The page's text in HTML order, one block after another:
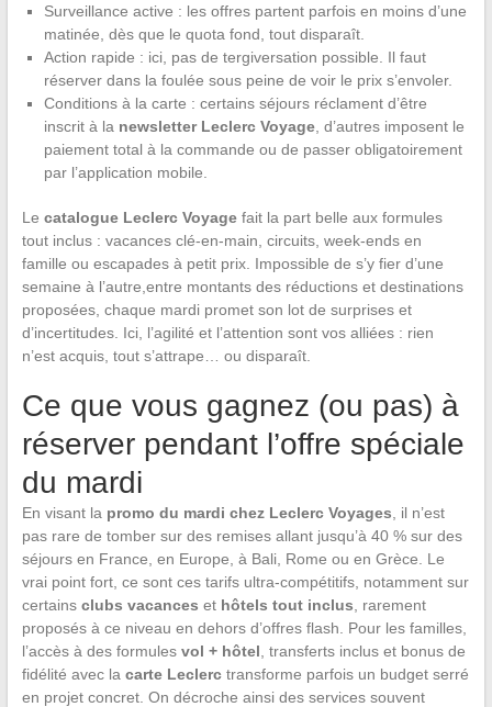
Surveillance active : les offres partent parfois en moins d’une
matinée, dès que le quota fond, tout disparaît.
Action rapide : ici, pas de tergiversation possible. Il faut
réserver dans la foulée sous peine de voir le prix s’envoler.
Conditions à la carte : certains séjours réclament d’être
inscrit à la newsletter Leclerc Voyage, d’autres imposent le
paiement total à la commande ou de passer obligatoirement
par l’application mobile.
Le catalogue Leclerc Voyagefait la part belle aux formules
tout inclus : vacances clé-en-main, circuits, week-ends en
famille ou escapades à petit prix. Impossible de s’y fier d’une
semaine à l’autre,entre montants des réductions et destinations
proposées, chaque mardi promet son lot de surprises et
d’incertitudes. Ici, l’agilité et l’attention sont vos alliées : rien
n’est acquis, tout s’attrape… ou disparaît.
Ce que vous gagnez (ou pas) à
réserver pendant l’offre spéciale
du mardi
En visant la promo du mardi chez Leclerc Voyages , il n’est
pas rare de tomber sur des remises allant jusqu’à 40 % sur des
séjours en France, en Europe, à Bali, Rome ou en Grèce. Le
vrai point fort, ce sont ces tarifs ultra-compétitifs, notamment sur
certains clubs vacances et hôtels tout inclus , rarement
proposés à ce niveau en dehors d’offres flash. Pour les familles,
l’accès à des formules vol + hôtel , transferts inclus et bonus de
fidélité avec la carte Leclerctransforme parfois un budget serré
en projet concret. On décroche ainsi des services souvent